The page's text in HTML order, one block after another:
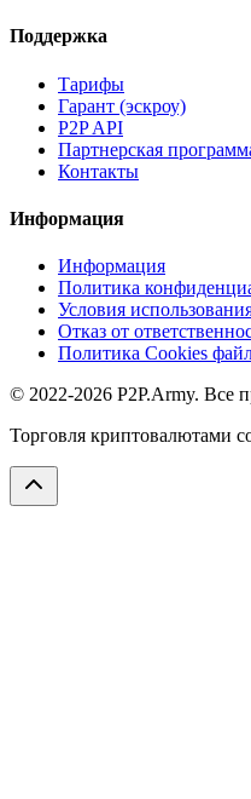
Поддержка
Тарифы
Гарант (эскроу)
P2P API
Партнерская
Контакты
Информация
Информация
Политика
Условия
Отказ от
Политика Cookies
© 2022-2026 P2P.Army. Все
Торговля криптовалютами